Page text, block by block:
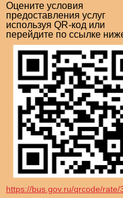
Оцените условия
предоставления услуг
используя QR-код или
перейдите по ссылке
https://bus.gov.ru/qrcode/rate/